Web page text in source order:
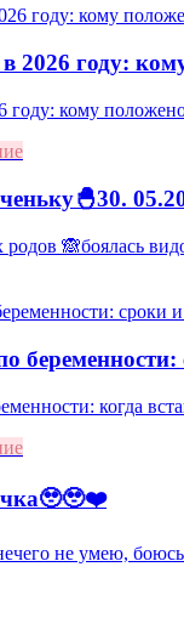
2026 году:
кому
🙈боялась
когда
не умею,